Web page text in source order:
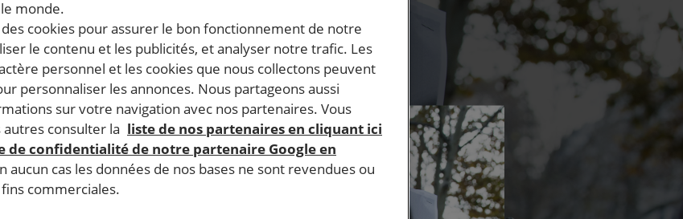
espace
monde.
cookies pour assurer le bon fonctionnement de notre
le contenu et les publicités, et analyser notre trafic. Les
personnel et les cookies que nous collectons peuvent
personnaliser les annonces. Nous partageons aussi
sur votre navigation avec nos partenaires. Vous
consulter la liste de nos partenaires en cliquant ici
de confidentialité de notre partenaire Google en
aucun cas les données de nos bases ne sont revendues ou
commerciales.